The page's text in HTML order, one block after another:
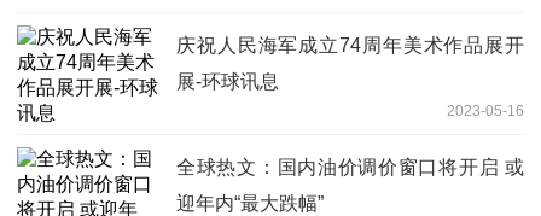
庆祝人民海军成立74周年美术作品展开
展-环球讯息
2023-05-16
全球热文：国内油价调价窗口将开启 或
迎年内“最大跌幅”